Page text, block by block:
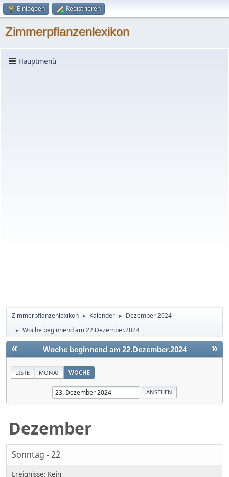
Einloggen Registrieren
Zimmerpflanzenlexikon
Hauptmenü
Zimmerpflanzenlexikon ► Kalender ► Dezember 2024
► Woche beginnend am 22.Dezember.2024
« »
Woche beginnend am 22.Dezember.2024
LISTE MONAT WOCHE
Dezember
Sonntag - 22